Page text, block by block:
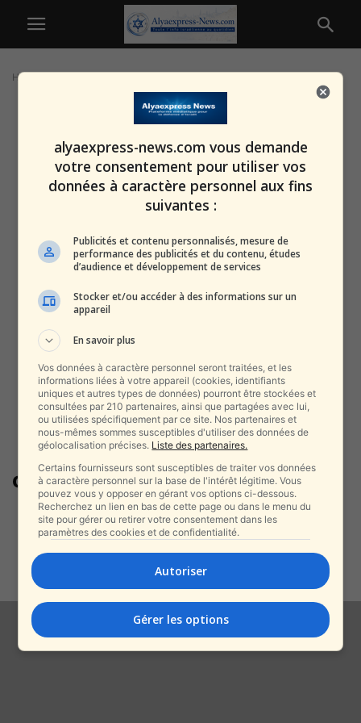
Home
crime organisé en Israël
Après un vol en provenance de
Moscou, le chef présumé de...
alxprss_sab - 3 février 2026
alyaexpress-news.com vous demande
votre consentement pour utiliser vos
données à caractère personnel aux fins
suivantes :
Publicités et contenu personnalisés, mesure de
performance des publicités et du contenu, études
d’audience et développement de services
Stocker et/ou accéder à des informations sur un
appareil
En savoir plus
Vos données à caractère personnel seront traitées, et les
informations liées à votre appareil (cookies, identifiants
uniques et autres types de données) pourront être stockées et
consultées par 210 partenaires, ainsi que partagées avec lui,
ou utilisées spécifiquement par ce site. Nos partenaires et
nous-mêmes sommes susceptibles d'utiliser des données de
géolocalisation précises. Liste des partenaires.
Certains fournisseurs sont susceptibles de traiter vos données
à caractère personnel sur la base de l'intérêt légitime. Vous
pouvez vous y opposer en gérant vos options ci-dessous.
Recherchez un lien en bas de cette page ou dans le menu du
site pour gérer ou retirer votre consentement dans les
paramètres des cookies et de confidentialité.
Autoriser
Gérer les options